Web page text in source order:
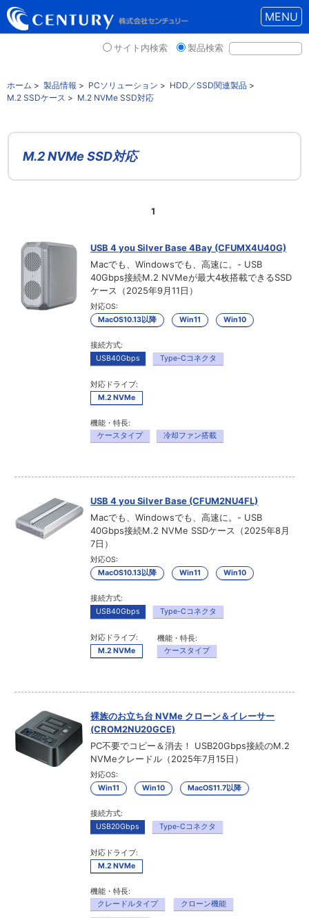
MENU
サイト内検索 製品検索
ホーム > 製品情報 > PCソリューション > HDD／SSD関連製品 >
M.2 SSDケース > M.2 NVMe SSD対応
M.2 NVMe SSD対応
1
USB 4 you Silver Base 4Bay (CFUMX4U40G)
Macでも、Windowsでも、高速に。- USB
40Gbps接続M.2 NVMeが最大4枚搭載できるSSD
ケース（2025年9月11日）
対応OS:
MacOS10.13以降
Win11 Win10
接続方式:
USB40Gbps
Type-Cコネクタ
対応ドライブ:
M.2 NVMe
機能・特長:
ケースタイプ
冷却ファン搭載
USB 4 you Silver Base (CFUM2NU4FL)
Macでも、Windowsでも、高速に。- USB
40Gbps接続M.2 NVMe SSDケース（2025年8月
7日）
対応OS:
MacOS10.13以降
Win11 Win10
接続方式:
USB40Gbps
Type-Cコネクタ
対応ドライブ:
M.2 NVMe
機能・特長:
ケースタイプ
裸族のお立ち台 NVMe クローン＆イレーサー
(CROM2NU20GCE)
PC不要でコピー＆消去！ USB20Gbps接続のM.2
NVMeクレードル（2025年7月15日）
対応OS:
Win11
Win10 MacOS11.7以降
接続方式:
USB20Gbps
Type-Cコネクタ
対応ドライブ:
M.2 NVMe
機能・特長:
クレードルタイプ
クローン機能